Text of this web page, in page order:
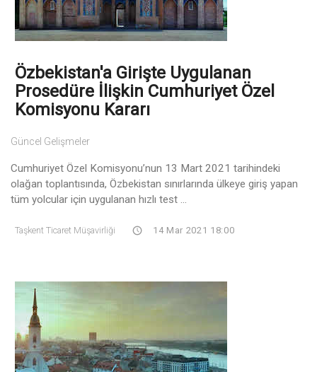
Özbekistan'a Girişte Uygulanan
Prosedüre İlişkin Cumhuriyet Özel
Komisyonu Kararı
Güncel Gelişmeler
Cumhuriyet Özel Komisyonu’nun 13 Mart 2021 tarihindeki
olağan toplantısında, Özbekistan sınırlarında ülkeye giriş yapan
tüm yolcular için uygulanan hızlı test ...
Taşkent Ticaret Müşavirliği 14 Mar 2021 18:00